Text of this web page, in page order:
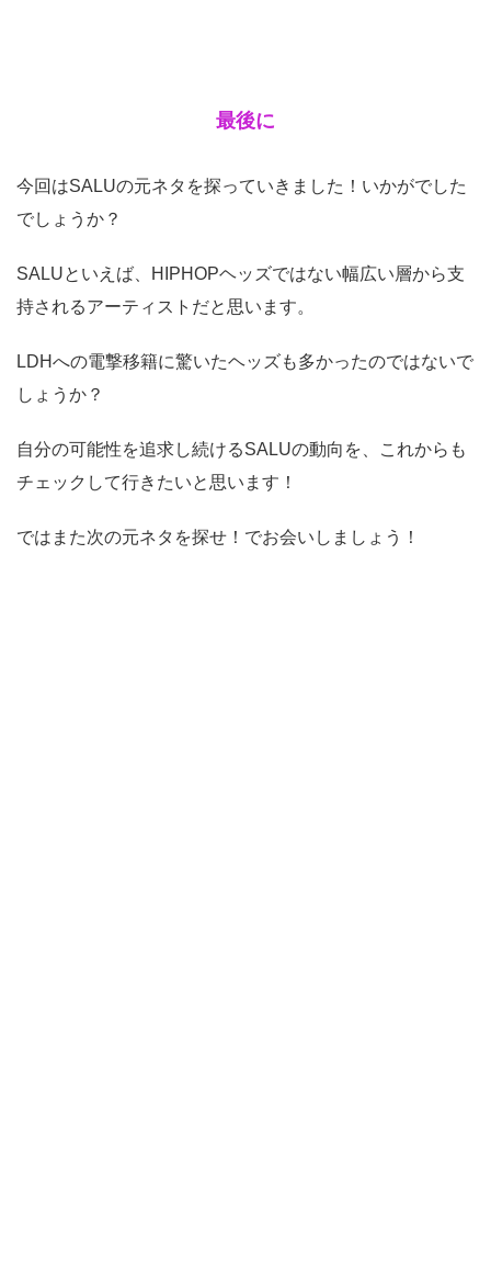
最後に
今回はSALUの元ネタを探っていきました！いかがでした
でしょうか？
SALUといえば、HIPHOPヘッズではない幅広い層から支
持されるアーティストだと思います。
LDHへの電撃移籍に驚いたヘッズも多かったのではないで
しょうか？
自分の可能性を追求し続けるSALUの動向を、これからも
チェックして行きたいと思います！
ではまた次の元ネタを探せ！でお会いしましょう！